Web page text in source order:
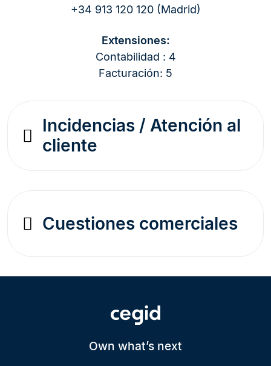
+34 913 120 120 (Madrid)
Extensiones:
Contabilidad : 4
Facturación: 5
Incidencias / Atención al
cliente
Cuestiones comerciales
Own what’s next